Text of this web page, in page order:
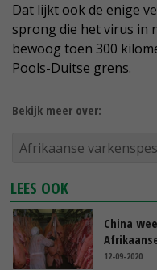
Dat lijkt ook de enige
sprong die het virus in
bewoog toen 300
Pools-Duitse grens.
Bekijk meer over:
Afrikaanse
LEES OOK
China
12-09-2020